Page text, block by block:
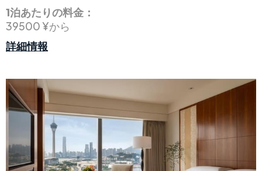
1泊あたりの料金：
39500 ¥から
詳細情報